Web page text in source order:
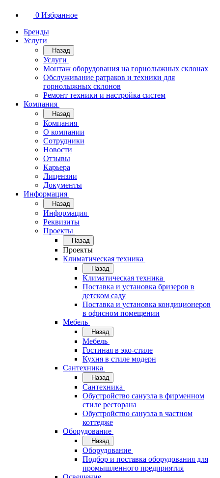
0 Избранное
Бренды
Услуги
Назад
Услуги
Монтаж оборудования на горнолыжных склонах
Обслуживание ратраков и техники для
горнолыжных склонов
Ремонт техники и настройка систем
Компания
Назад
Компания
О компании
Сотрудники
Новости
Отзывы
Карьера
Лицензии
Документы
Информация
Назад
Информация
Реквизиты
Проекты
Назад
Проекты
Климатическая техника
Назад
Климатическая техника
Поставка и установка бризеров в
детском саду
Поставка и установка кондиционеров
в офисном помещении
Мебель
Назад
Мебель
Гостиная в эко-стиле
Кухня в стиле модерн
Сантехника
Назад
Сантехника
Обустройство санузла в фирменном
стиле ресторана
Обустройство санузла в частном
коттедже
Оборудование
Назад
Оборудование
Подбор и поставка оборудования для
промышленного предприятия